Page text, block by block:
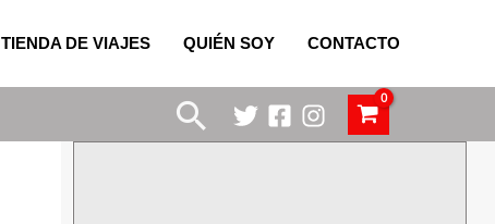
TIENDA DE VIAJES QUIÉN SOY CONTACTO
Buscar